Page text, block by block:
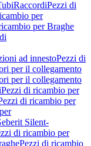
RaccordiPezzi di
per
per Braghe
ad innestoPezzi di
per il collegamento
per il collegamento
Pezzi di ricambio per
di ricambio per
Silent-
di ricambio per
Pezzi di ricambio